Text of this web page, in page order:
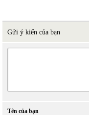
Gửi ý kiến của bạn
Tên của bạn